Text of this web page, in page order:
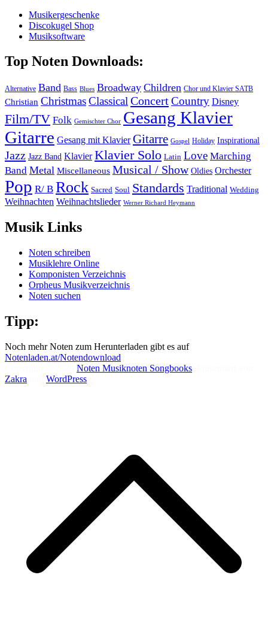
Musikergeschenke
Discokugel Shop
Musiksoftware
Top Noten Downloads:
Alternative Band Bass Blues Broadway Children Chor und Klavier SATB
Christian ChristmasClassicalConcertCountry Disney
Film/TV Folk Gemischter Chor Gesang Klavier
Gitarre Gesang mit Klavier Gitarre Gospel Holiday Inspirational
Jazz Jazz Band Klavier Klavier Solo Latin Love Marching
Band Metal Miscellaneous Musical / Show Oldies Orchester
Pop R/ B Rock Sacred Soul Standards Traditional Wedding
Weihnachten Weihnachtslieder Werner Richard Heymann
Musik Links
Noten schreiben
Musiklehre Online
Komponisten Verzeichnis
Orpheus Musikverzeichnis
Noten suchen
Tipp:
Noch mehr Noten zum Herunterladen gibt es auf
Notenladen.at/Notendownload
Noten Musiknoten Songbooks
Zakra
WordPress